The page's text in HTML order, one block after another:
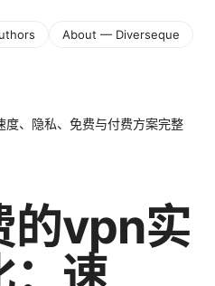
About — Diverseque
、隐私、免费与付费方案完整
的vpn实